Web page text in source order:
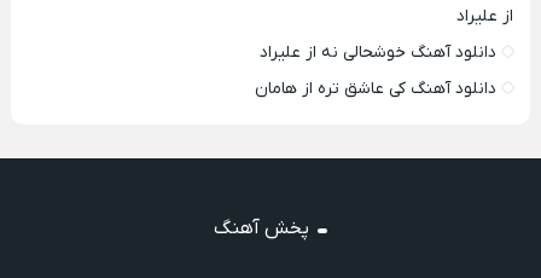
از علیراد
دانلود آهنگ خوشحالی نه از علیراد
دانلود آهنگ کی عاشق تره از هامان
پخش آهنگ